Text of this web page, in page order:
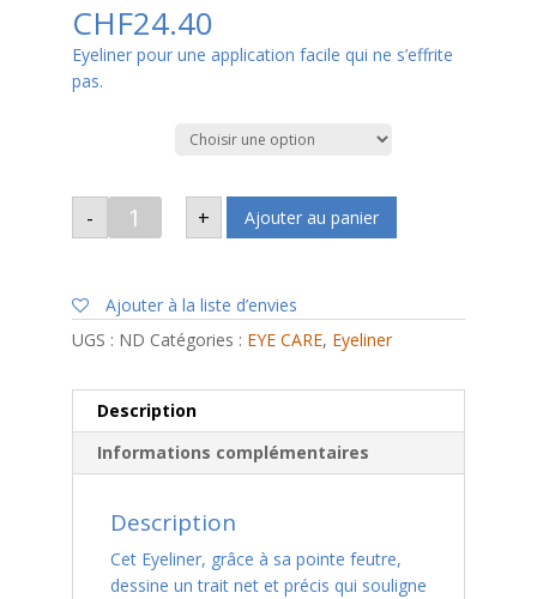
CHF24.40
Eyeliner pour une application facile qui ne s’effrite
pas.
-
quantité
Eyeliner
+ Ajouter au panier
Ajouter à la liste d’envies
UGS : ND Catégories : EYE CARE, Eyeliner
Description
Informations complémentaires
Description
Cet Eyeliner, grâce à sa pointe feutre,
dessine un trait net et précis qui souligne